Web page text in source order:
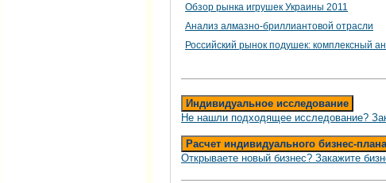
Обзор рынка игрушек Украины 2011
Анализ алмазно-бриллиантовой отрасли
Российский рынок подушек: комплексный
Индивидуальное исследование
Не нашли подходящее исследование?
Расчет индивидуального бизнес-плана
Открываете новый бизнес? Закажите